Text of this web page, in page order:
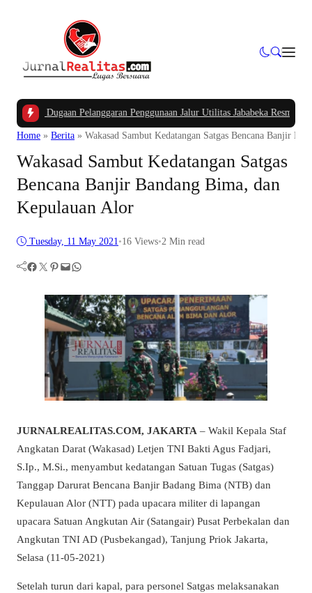
Dugaan Pelanggaran Penggunaan Jalur Utilitas Jababeka Resmi Naik ke
Home » Berita » Wakasad Sambut Kedatangan Satgas Bencana Banjir
Wakasad Sambut Kedatangan Satgas
Bencana Banjir Bandang Bima, dan
Kepulauan Alor
Tuesday, 11 May 2021•16 Views•2 Min read
Facebook Twitter Pinterest Mail WhatsApp
JURNALREALITAS.COM, JAKARTA – Wakil Kepala Staf
Angkatan Darat (Wakasad) Letjen TNI Bakti Agus Fadjari,
S.Ip., M.Si., menyambut kedatangan Satuan Tugas (Satgas)
Tanggap Darurat Bencana Banjir Badang Bima (NTB) dan
Kepulauan Alor (NTT) pada upacara militer di lapangan
upacara Satuan Angkutan Air (Satangair) Pusat Perbekalan dan
Angkutan TNI AD (Pusbekangad), Tanjung Priok Jakarta,
Selasa (11-05-2021)
Setelah turun dari kapal, para personel Satgas melaksanakan